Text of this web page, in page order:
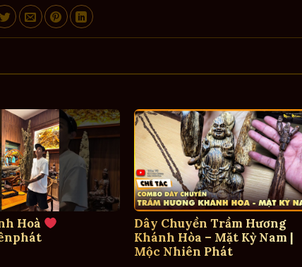
Hoà
Dây Chuyền Trầm Hương
Khánh Hòa – Mặt Kỳ Nam |
Mộc Nhiên Phát